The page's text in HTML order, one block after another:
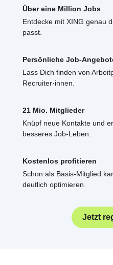
Über eine Million Jobs
Entdecke mit XING genau
passt.
Persönliche Job-
Lass Dich finden von
Recruiter·innen.
21 Mio. Mitglieder
Knüpf neue Kontakte und
besseres Job-Leben.
Kostenlos profitieren
Schon als Basis-Mitglied
deutlich optimieren.
Jetzt